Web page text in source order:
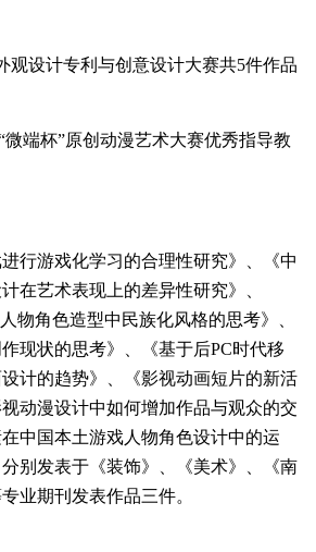
观设计专利与创意设计大赛共5件作品
微端杯”原创动漫艺术大赛优秀指导教
进行游戏化学习的合理性研究》、《中
在艺术表现上的差异性研究》、
物角色造型中民族化风格的思考》、
作现状的思考》、《基于后PC时代移
计的趋势》、《影视动画短片的新活
动漫设计中如何增加作品与观众的交
中国本土游戏人物角色设计中的运
别发表于《装饰》、 《美术》、
《南
业期刊发表作品三件。